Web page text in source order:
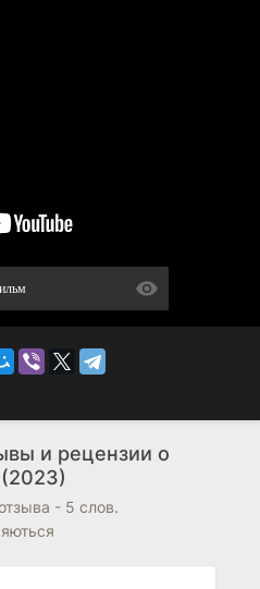
и рецензии о
- 5 слов.